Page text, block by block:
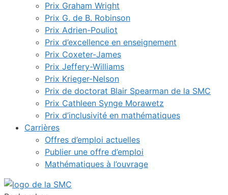
Prix Graham Wright
Prix G. de B. Robinson
Prix Adrien-Pouliot
Prix d’excellence en enseignement
Prix Coxeter-James
Prix Jeffery-Williams
Prix Krieger-Nelson
Prix de doctorat Blair Spearman de la SMC
Prix Cathleen Synge Morawetz
Prix d’inclusivité en mathématiques
Carrières
Offres d’emploi actuelles
Publier une offre d’emploi
Mathématiques à l’ouvrage